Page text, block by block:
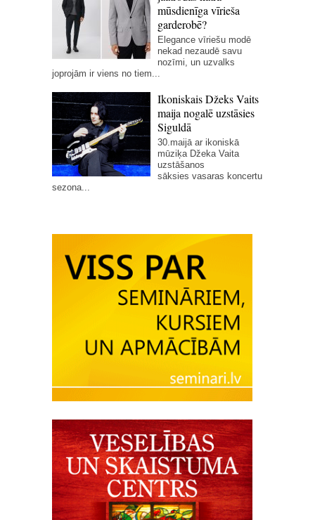
mūsdienīga vīrieša
garderobē?
Elegance vīriešu modē
nekad nezaudē savu
nozīmi, un uzvalks
joprojām ir viens no tiem...
Ikoniskais Džeks Vaits
maija nogalē uzstāsies
Siguldā
30.maijā ar ikoniskā
mūziķa Džeka Vaita
uzstāšanos
sāksies vasaras koncertu
sezona...